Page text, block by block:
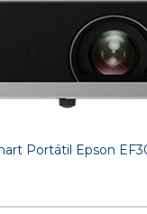
Portátil Epson